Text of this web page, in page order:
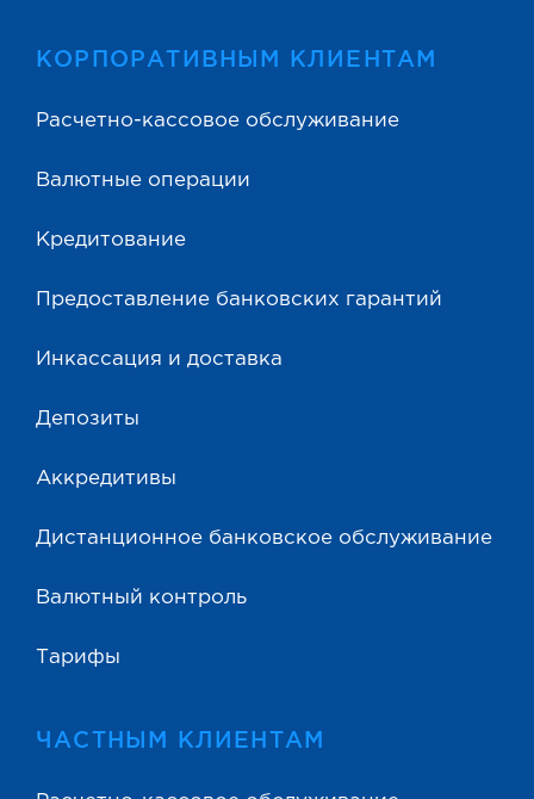
КОРПОРАТИВНЫМ КЛИЕНТАМ
Расчетно-кассовое обслуживание
Валютные операции
Кредитование
Предоставление банковских гарантий
Инкассация и доставка
Депозиты
Аккредитивы
Дистанционное банковское обслуживание
Валютный контроль
Тарифы
ЧАСТНЫМ КЛИЕНТАМ